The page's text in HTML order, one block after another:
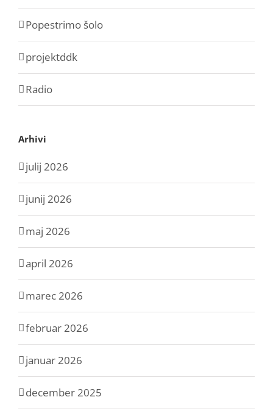
Popestrimo šolo
projektddk
Radio
Arhivi
julij 2026
junij 2026
maj 2026
april 2026
marec 2026
februar 2026
januar 2026
december 2025